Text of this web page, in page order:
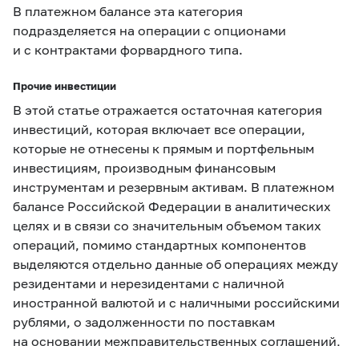
В платежном балансе эта категория
подразделяется на операции с опционами
и с контрактами форвардного типа.
Прочие инвестиции
В этой статье отражается остаточная категория
инвестиций, которая включает все операции,
которые не отнесены к прямым и портфельным
инвестициям, производным финансовым
инструментам и резервным активам. В платежном
балансе Российской Федерации в аналитических
целях и в связи со значительным объемом таких
операций, помимо стандартных компонентов
выделяются отдельно данные об операциях между
резидентами и нерезидентами с наличной
иностранной валютой и с наличными российскими
рублями, о задолженности по поставкам
на основании межправительственных соглашений,